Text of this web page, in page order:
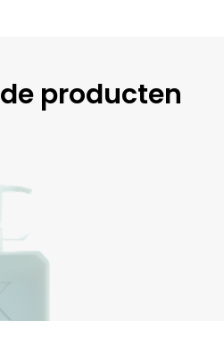
producten